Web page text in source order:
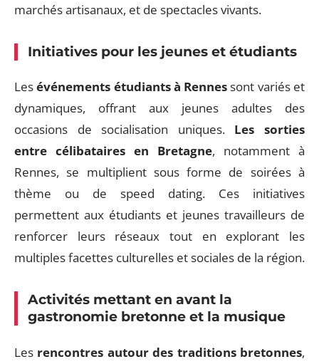
marchés artisanaux, et de spectacles vivants.
Initiatives pour les jeunes et étudiants
Lesévénements étudiants à Rennessont variés et
dynamiques, offrant aux jeunes adultes des
occasions de socialisation uniques. Les sorties
entre célibataires en Bretagne, notamment à
Rennes, se multiplient sous forme de soirées à
thème ou de speed dating. Ces initiatives
permettent aux étudiants et jeunes travailleurs de
renforcer leurs réseaux tout en explorant les
multiples facettes culturelles et sociales de la région.
Activités mettant en avant la
gastronomie bretonne et la musique
Les rencontres autour des traditions bretonnes,